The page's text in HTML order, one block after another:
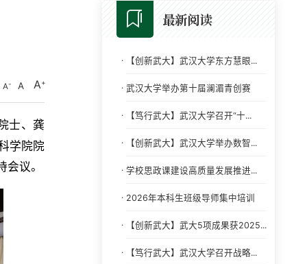
A A A
士、龚
学院院
议。
最新阅读
· 【创新武大】武汉大学东方慧眼...
· 武汉大学举办第十届澜湄青创赛
· 【笃行武大】武汉大学召开“十...
· 【创新武大】武汉大学举办数智...
· 学校思政课建设高质量发展推进...
· 2026年本科生班级导师集中培训
· 【创新武大】武大5项成果获2025...
· 【笃行武大】武汉大学召开战略...